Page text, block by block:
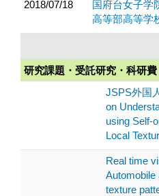
2018/07/18
国府台女子学
高等部高等学
研究課題・受託研究・科研費
JSPS外国
on
using Self-
Local
Real time
texture